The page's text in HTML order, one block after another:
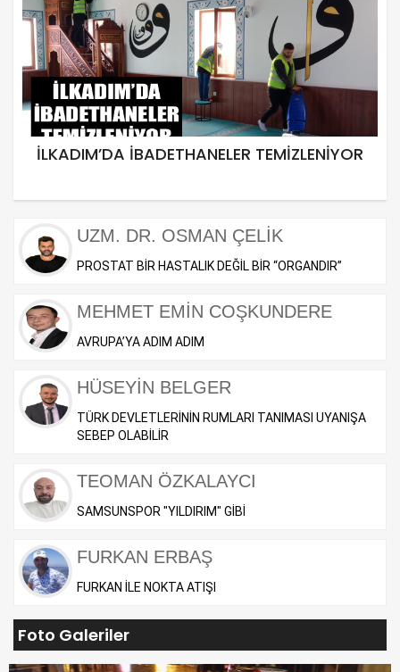
İLKADIM’DA İBADETHANELER TEMİZLENİYOR
UZM. DR. OSMAN ÇELİK
PROSTAT BİR HASTALIK DEĞİL BİR “ORGANDIR”
MEHMET EMİN COŞKUNDERE
AVRUPA’YA ADIM ADIM
HÜSEYİN BELGER
TÜRK DEVLETLERİNİN RUMLARI TANIMASI UYANIŞA
SEBEP OLABİLİR
TEOMAN ÖZKALAYCI
SAMSUNSPOR "YILDIRIM" GİBİ
FURKAN ERBAŞ
FURKAN İLE NOKTA ATIŞI
Foto Galeriler